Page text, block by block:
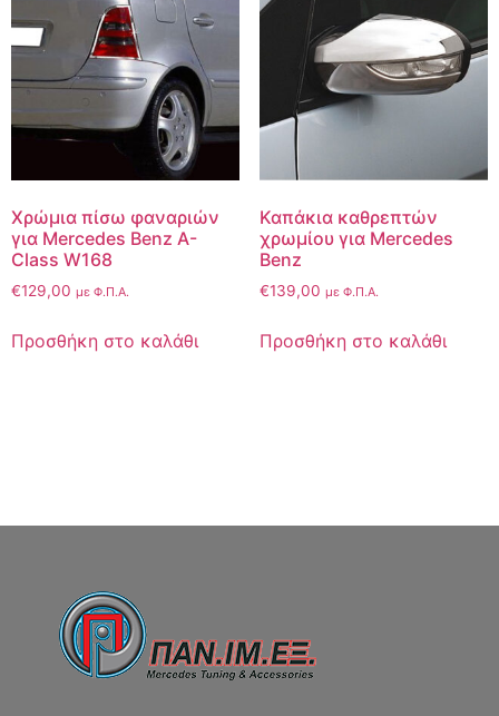
Χρώμια πίσω φαναριών
για Mercedes Benz A-
Class W168
€129,00 με Φ.Π.Α.
Προσθήκη στο καλάθι
Καπάκια καθρεπτών
χρωμίου για Mercedes
Benz
€139,00 με Φ.Π.Α.
Προσθήκη στο καλάθι